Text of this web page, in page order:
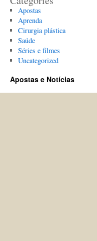
Apostas
Aprenda
Cirurgia plástica
Saúde
Séries e filmes
Uncategorized
Apostas e Notícias